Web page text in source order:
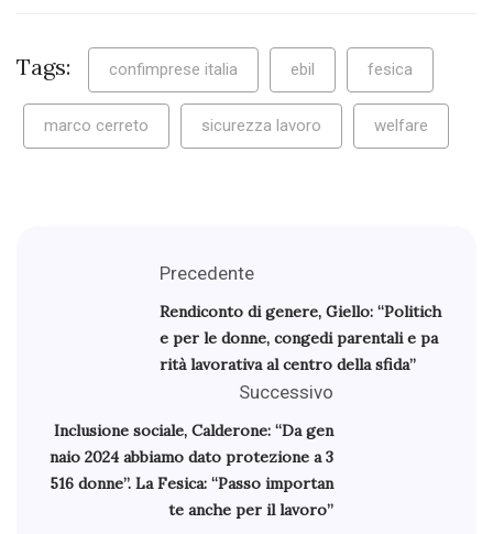
Tags: confimprese italia ebil fesica
marco cerreto sicurezza lavoro welfare
Precedente
Rendiconto di genere, Giello: “Politich
e per le donne, congedi parentali e pa
rità lavorativa al centro della sfida”
Successivo
Inclusione sociale, Calderone: “Da gen
naio 2024 abbiamo dato protezione a 3
516 donne”. La Fesica: “Passo importan
te anche per il lavoro”